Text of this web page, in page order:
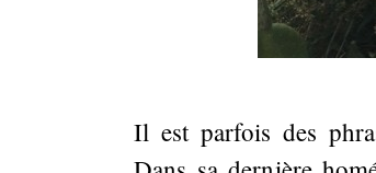
Il est parfois des